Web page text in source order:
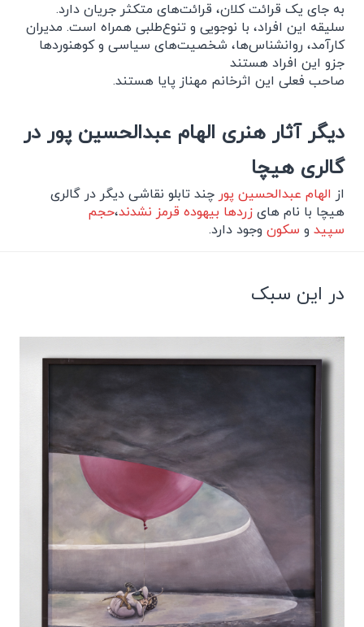
به جای یک قرائت کلان، قرائت‌های متکثر جریان دارد.
سلیقه این افراد، با نوجویی و تنوع‌طلبی همراه است. مدیران
کارآمد، روانشناس‌ها، شخصیت‌های سیاسی و کوهنوردها
جزو این افراد هستند
صاحب فعلی این اثرخانم مهناز پایا هستند.
دیگر آثار هنری الهام عبدالحسین پور در
گالری هیچا
از الهام عبدالحسین پور چند تابلو نقاشی دیگر در گالری
هیچا با نام هایزردها بیهوده قرمز نشدند،حجم
سپید و سکون وجود دارد.
در این سبک